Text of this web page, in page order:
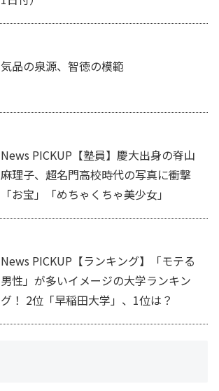
気品の泉源、智徳の模範
News PICKUP【塾員】慶大出身の脊山
麻理子、超名門高校時代の写真に衝撃
「お宝」「めちゃくちゃ美少女」
News PICKUP【ランキング】「モテる
男性」が多いイメージの大学ランキン
グ！ 2位「早稲田大学」、1位は？